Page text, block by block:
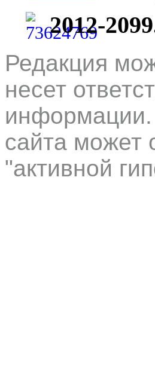
2012-
Редакция
несет
информации.
сайта может
"активной